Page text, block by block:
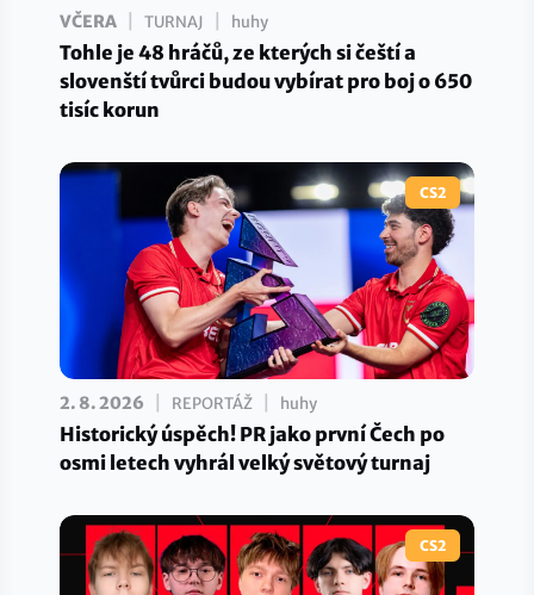
VČERA TURNAJ huhy
Tohle je 48 hráčů, ze kterých si čeští a
slovenští tvůrci budou vybírat pro boj o 650
tisíc korun
CS2
2. 8. 2026 REPORTÁŽ huhy
Historický úspěch! PR jako první Čech po
osmi letech vyhrál velký světový turnaj
CS2